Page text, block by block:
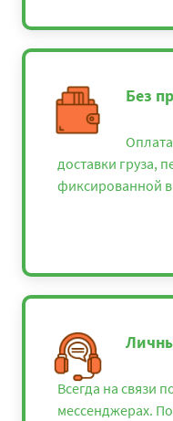
Без
доставки груза,
фиксированной
Всегда на связи
мессенджерах.